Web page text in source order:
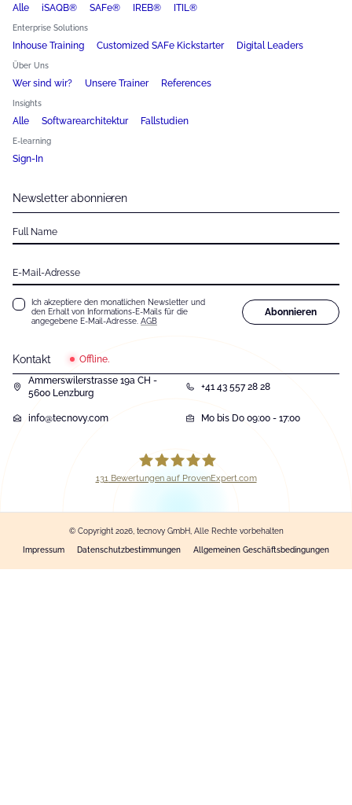
Alle iSAQB® SAFe® IREB® ITIL®
Enterprise Solutions
Inhouse Training Customized SAFe Kickstarter Digital Leaders
Über Uns
Wer sind wir? Unsere Trainer References
Insights
Alle Softwarearchitektur Fallstudien
E-learning
Sign-In
Kontakt
Offline.
Ammerswilerstrasse 19a CH -
5600 Lenzburg
+41 43 557 28 28
info@tecnovy.com Mo bis Do 09:00 - 17:00
Newsletter abonnieren
Full Name
E-Mail-Adresse
Ich akzeptiere den monatlichen Newsletter und
den Erhalt von Informations-E-Mails für die
angegebene E-Mail-Adresse. AGB
Abonnieren
131Bewertungen auf ProvenExpert.com
© Copyright 2026, tecnovy GmbH, Alle Rechte vorbehalten
Impressum Datenschutzbestimmungen Allgemeinen Geschäftsbedingungen